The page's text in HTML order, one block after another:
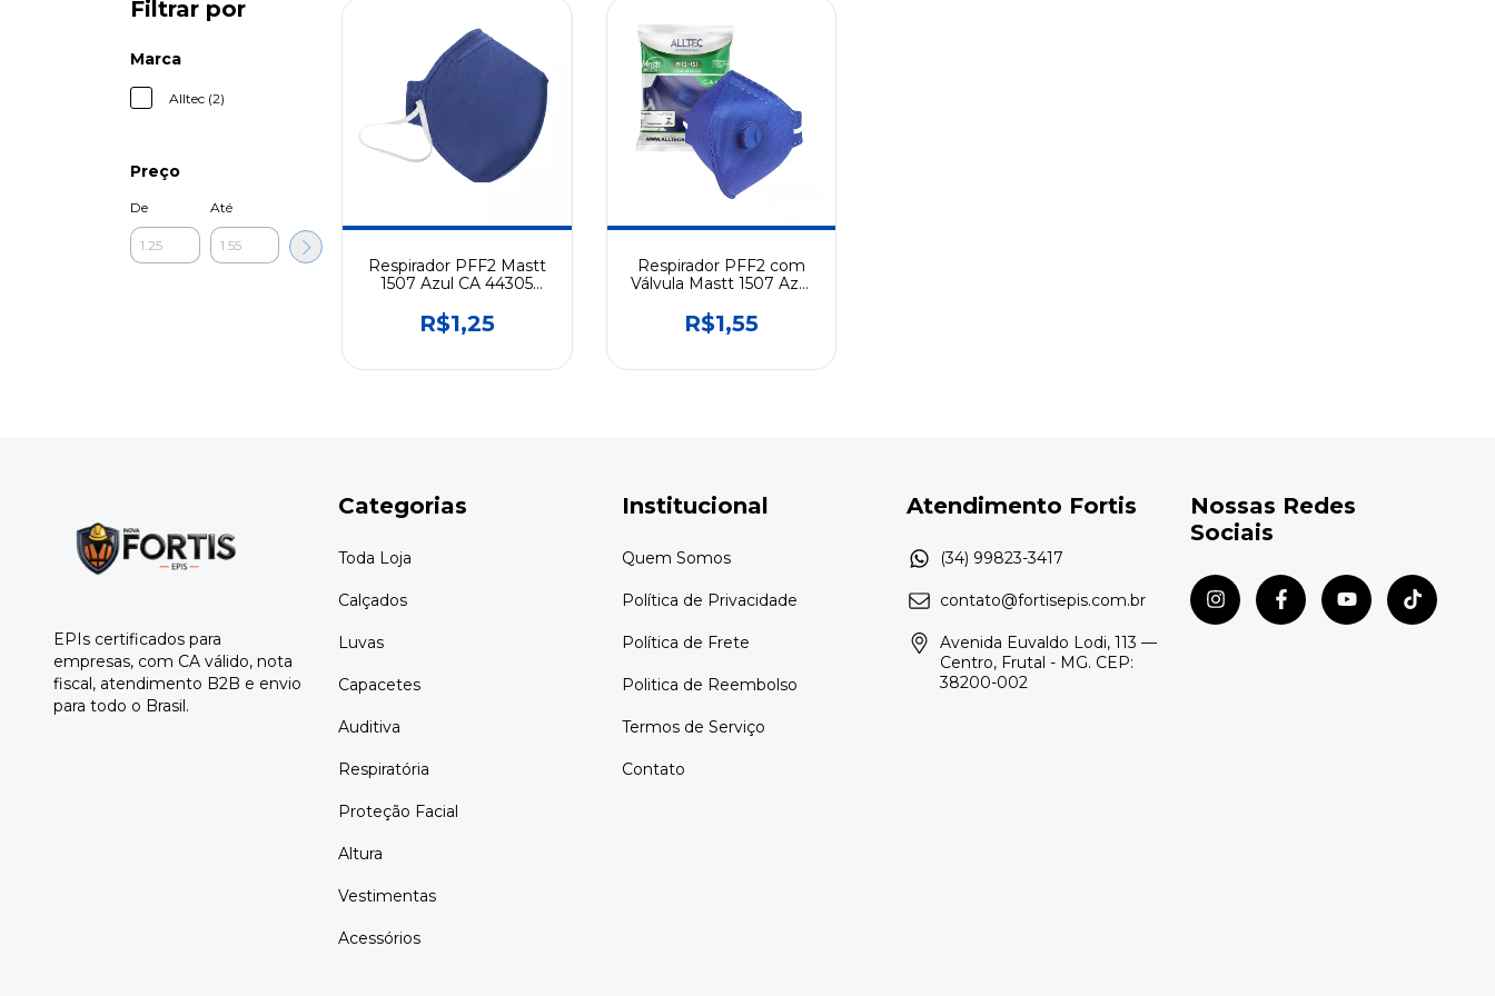
Filtrar por
Marca
Alltec (2)
Preço
De Até
Respirador PFF2 Mastt
1507 Azul CA 44305
R$1,25
Respirador PFF2 com
Válvula Mastt 1507 Azul
R$1,55
EPIs certificados para
empresas, com CA válido, nota
fiscal, atendimento B2B e envio
para todo o Brasil.
Categorias
Toda Loja
Calçados
Luvas
Capacetes
Auditiva
Respiratória
Proteção Facial
Altura
Vestimentas
Acessórios
Institucional
Quem Somos
Política de Privacidade
Política de Frete
Politica de Reembolso
Termos de Serviço
Contato
Atendimento Fortis
contato@fortisepis.com.br
Avenida Euvaldo Lodi, 113 —
Centro, Frutal - MG. CEP:
38200-002
Nossas Redes
Sociais